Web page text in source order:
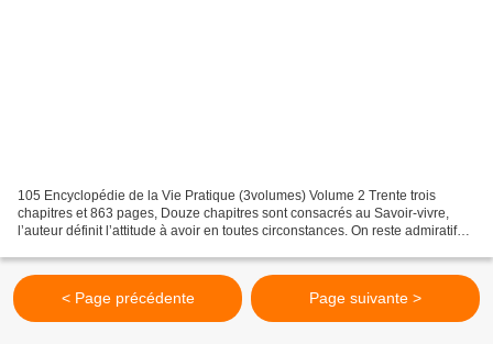
105 Encyclopédie de la Vie Pratique (3volumes) Volume 2 Trente trois
chapitres et 863 pages, Douze chapitres sont consacrés au Savoir-vivre,
l’auteur définit l’attitude à avoir en toutes circonstances. On reste admiratif
< Page précédente Page suivante >